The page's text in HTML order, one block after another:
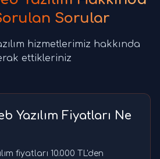
Sorular
hizmetlerimiz hakkında
ettikleriniz
Yazılım Fiyatları Ne
fiyatları 10.000 TL'den